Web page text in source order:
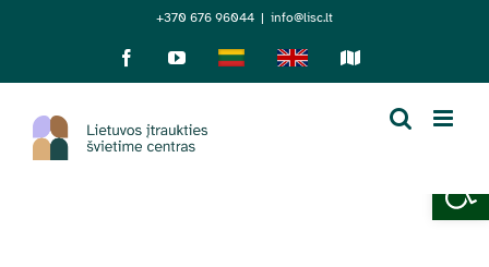
+370 676 96044 | info@lisc.lt
FacebookYouTubeLietuviškaiEnglish
Sensorinis